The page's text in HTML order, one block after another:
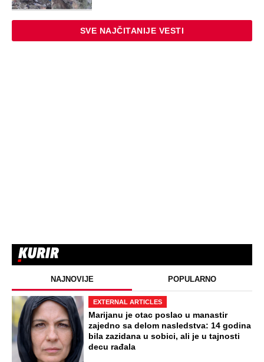
SVE NAJČITANIJE VESTI
NAJNOVIJE POPULARNO
EXTERNAL ARTICLES
Marijanu je otac poslao u manastir
zajedno sa delom nasledstva: 14 godina
bila zazidana u sobici, ali je u tajnosti
decu rađala